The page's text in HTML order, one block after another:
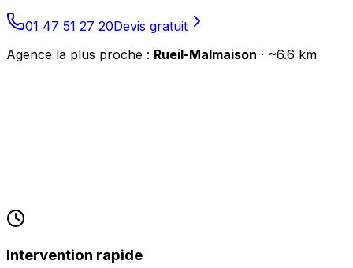
01 47 51 27 20Devis gratuit
Agence la plus proche : Rueil-Malmaison · ~6.6 km
Intervention rapide